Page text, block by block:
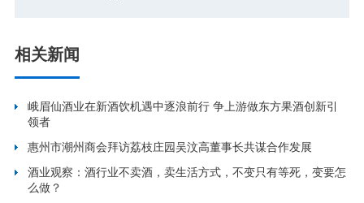
相关新闻
峨眉仙酒业在新酒饮机遇中逐浪前行 争上游做东方果酒创新引
领者
惠州市潮州商会拜访荔枝庄园吴汶高董事长共谋合作发展
酒业观察：酒行业不卖酒，卖生活方式，不变只有等死，变要怎
么做？